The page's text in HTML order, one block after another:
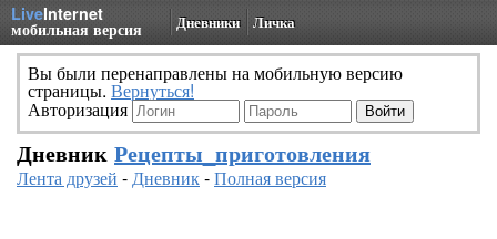
LiveInternet
мобильная версия Дневники Личка
Вы были перенаправлены на мобильную версию
страницы. Вернуться!
Авторизация
Дневник Рецепты_приготовления
Лента друзей -Дневник-Полная версия